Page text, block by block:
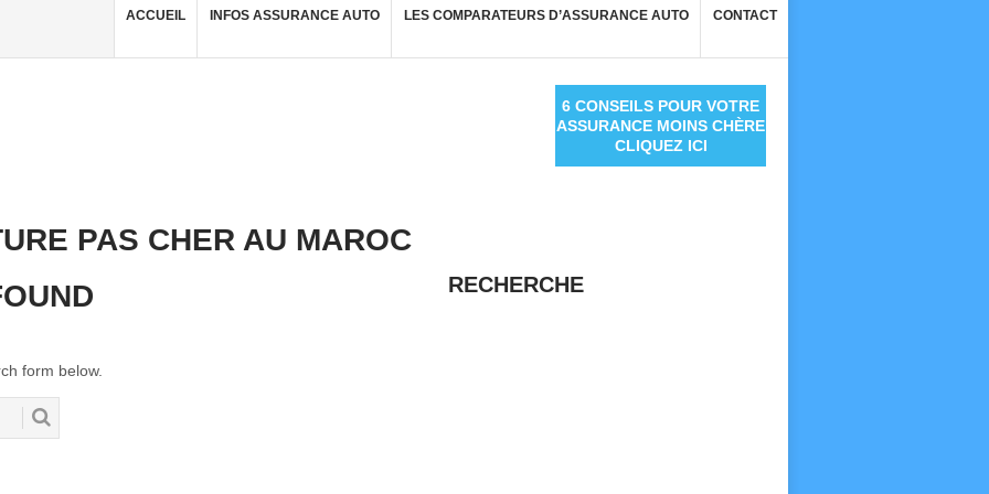
ACCUEIL INFOS ASSURANCE AUTO LES COMPARATEURS D’ASSURANCE AUTO CONTACT
6 CONSEILS POUR VOTRE
ASSURANCE MOINS CHÈRE
CLIQUEZ ICI
PAS CHER AU MAROC
form below.
RECHERCHE